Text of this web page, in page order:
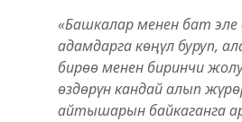
«Башкалар менен бат
адамдарга көңүл буруп,
бирөө менен биринчи
өздөрүн кандай алып
айтышарын байкаганга